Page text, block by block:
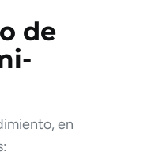
de
en